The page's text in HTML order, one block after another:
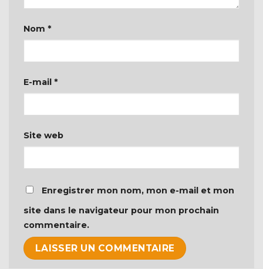
Nom *
E-mail *
Site web
Enregistrer mon nom, mon e-mail et mon
site dans le navigateur pour mon prochain
commentaire.